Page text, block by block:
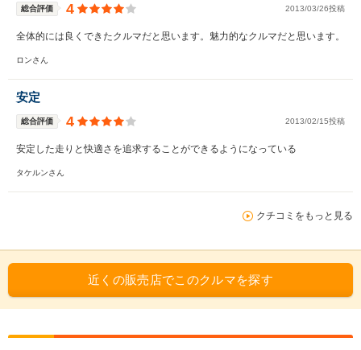
総合評価 4 2013/03/26投稿
全体的には良くできたクルマだと思います。魅力的なクルマだと思います。
ロンさん
安定
総合評価 4 2013/02/15投稿
安定した走りと快適さを追求することができるようになっている
タケルンさん
クチコミをもっと見る
近くの販売店でこのクルマを探す